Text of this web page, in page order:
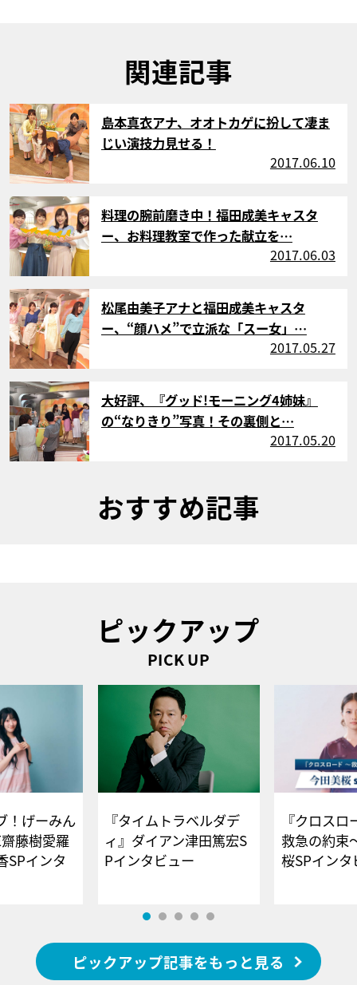
関連記事
サムネイル
島本真衣アナ、オオトカゲに扮して凄ま
じい演技力見せる！
2017.06.10
サムネイル
料理の腕前磨き中！福田成美キャスタ
ー、お料理教室で作った献立を…
2017.06.03
サムネイル
松尾由美子アナと福田成美キャスタ
ー、“顔ハメ”で立派な「スー女」…
2017.05.27
サムネイル
大好評、『グッド!モーニング4姉妹』
の“なりきり”写真！その裏側と…
2017.05.20
おすすめ記事
ピックアップ
PICK UP
！げーみん
藤樹愛羅
SPインタ
『タイムトラベルダデ
ィ』ダイアン津田篤宏S
Pインタビュー
『クロス
救急の約束
桜SPイ
ピックアップ記事をもっと見る